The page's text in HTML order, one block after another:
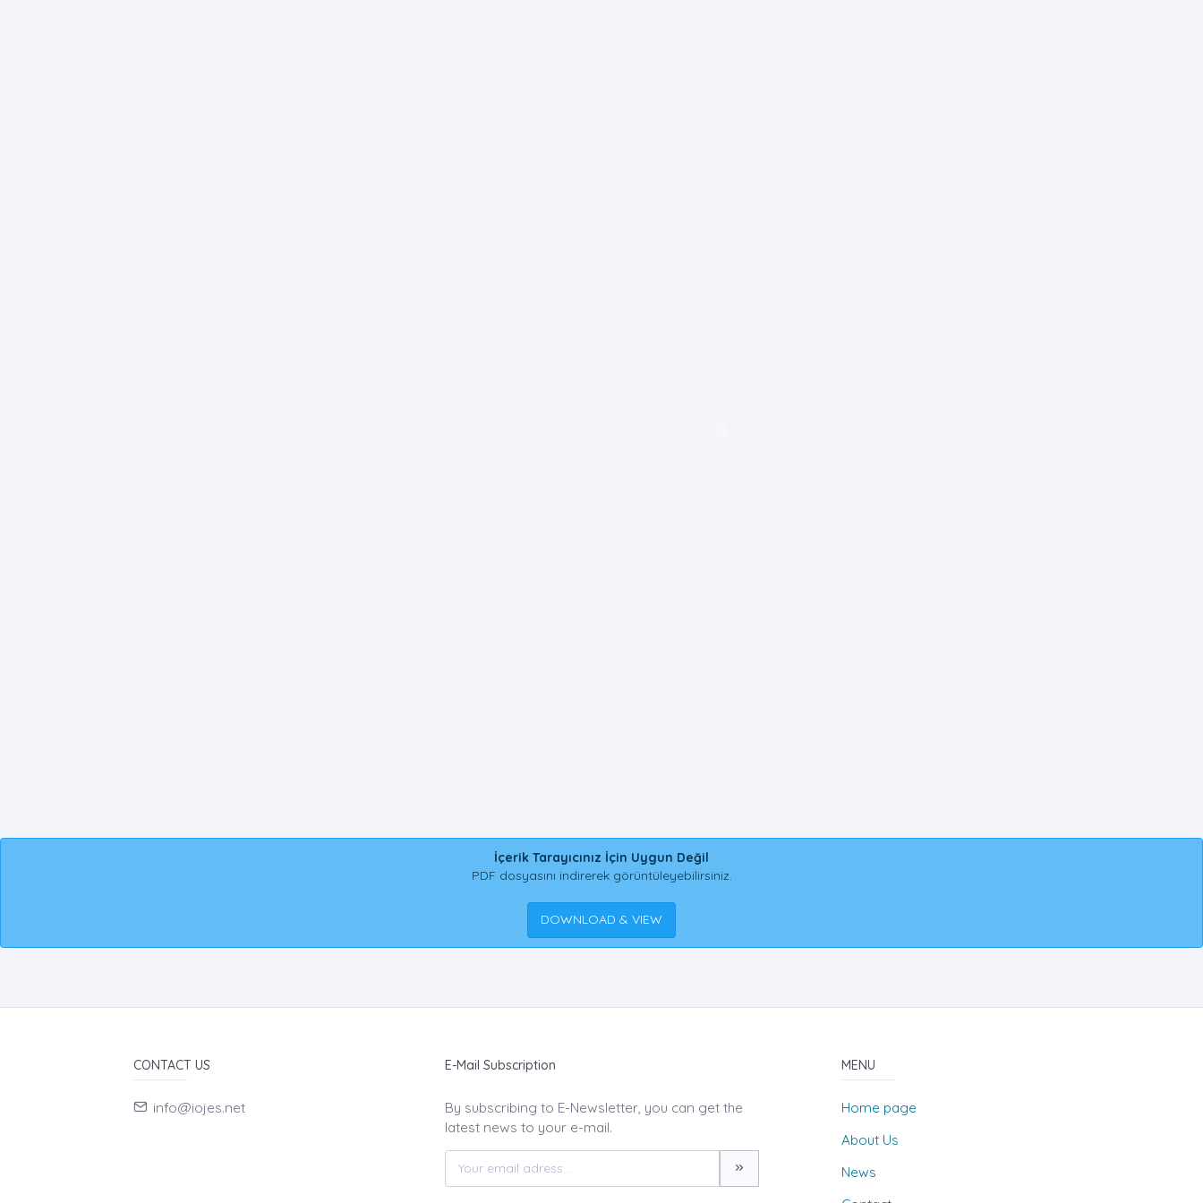
İçerik Tarayıcınız İçin Uygun Değil
PDF dosyasını indirerek görüntüleyebilirsiniz.
DOWNLOAD & VIEW
CONTACT US
info@iojes.net
E-Mail Subscription
By subscribing to E-Newsletter, you can get the
latest news to your e-mail.
MENU
Home page
About Us
News